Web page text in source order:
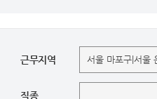
근무지역
직종